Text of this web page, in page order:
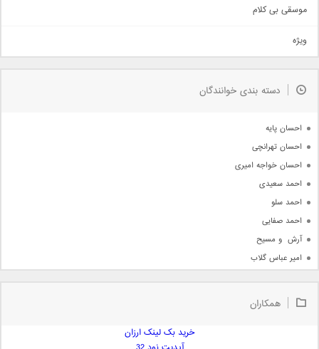
اهنگ بندرعباسی
دمو
مذهبی
جدیدترین ها
موسقی بی کلام
ویژه
دسته بندی خوانندگان
احسان پایه
احسان تهرانچی
احسان خواجه امیری
احمد سعیدی
احمد سلو
احمد صفایی
آرش  و مسیح
امیر عباس گلاب
امیر علی
همکاران
خرید بک لینک ارزان